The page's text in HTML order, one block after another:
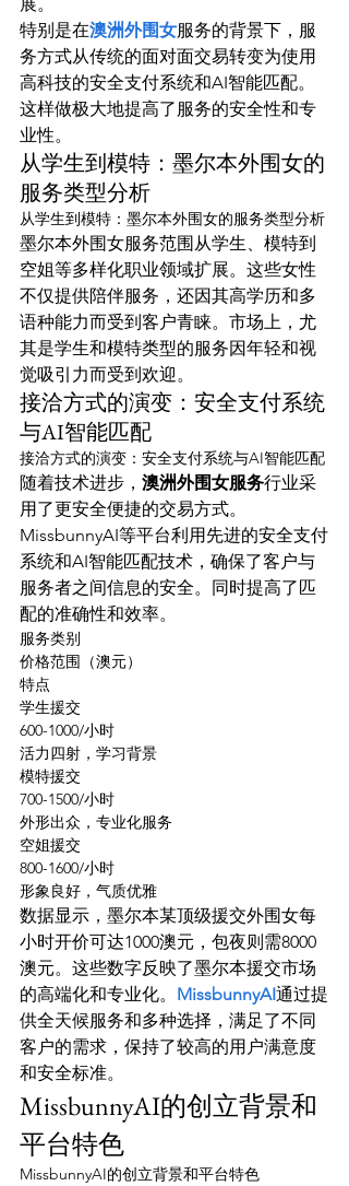
特别是在澳洲外围女服务的背景下，服
务方式从传统的面对面交易转变为使用
高科技的安全支付系统和AI智能匹配。
这样做极大地提高了服务的安全性和专
业性。
从学生到模特：墨尔本外围女的
服务类型分析
从学生到模特：墨尔本外围女的服务类型分析
墨尔本外围女服务范围从学生、模特到
空姐等多样化职业领域扩展。这些女性
不仅提供陪伴服务，还因其高学历和多
语种能力而受到客户青睐。市场上，尤
其是学生和模特类型的服务因年轻和视
觉吸引力而受到欢迎。
接洽方式的演变：安全支付系统
与AI智能匹配
接洽方式的演变：安全支付系统与AI智能匹配
随着技术进步， 澳洲外围女服务行业采
用了更安全便捷的交易方式。
MissbunnyAI等平台利用先进的安全支付
系统和AI智能匹配技术，确保了客户与
服务者之间信息的安全。同时提高了匹
配的准确性和效率。
服务类别
价格范围（澳元）
特点
学生援交
600-1000/小时
活力四射，学习背景
模特援交
700-1500/小时
外形出众，专业化服务
空姐援交
800-1600/小时
形象良好，气质优雅
数据显示，墨尔本某顶级援交外围女每
小时开价可达1000澳元，包夜则需8000
澳元。这些数字反映了墨尔本援交市场
的高端化和专业化。 MissbunnyAI通过提
供全天候服务和多种选择，满足了不同
客户的需求，保持了较高的用户满意度
和安全标准。
MissbunnyAI的创立背景和
平台特色
MissbunnyAI的创立背景和平台特色